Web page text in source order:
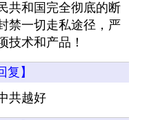
共和国完全彻底的断
禁一切走私途径，严
技术和产品！
复】
共越好